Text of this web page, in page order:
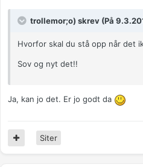
trollemor;o) skrev (På
Hvorfor skal du stå opp når det
Sov og nyt det!!
Ja, kan jo det. Er jo godt da
Siter